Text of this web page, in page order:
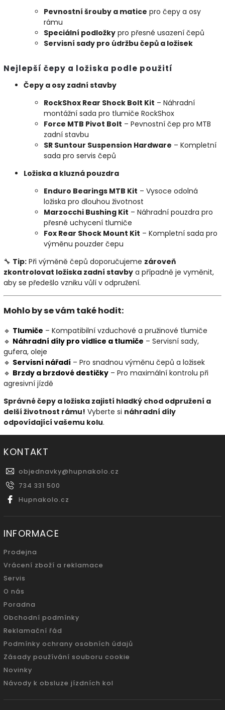
Pevnostní šrouby a matice pro čepy a osy
rámu
Speciální podložky pro přesné usazení čepů
Servisní sady pro údržbu čepů a ložisek
Nejlepší čepy a ložiska podle použití
Čepy a osy zadní stavby
RockShox Rear Shock Bolt Kit – Náhradní
montážní sada pro tlumiče RockShox
Force MTB Pivot Bolt – Pevnostní čep pro MTB
zadní stavbu
SR Suntour Suspension Hardware – Kompletní
sada pro servis čepů
Ložiska a kluzná pouzdra
Enduro Bearings MTB Kit – Vysoce odolná
ložiska pro dlouhou životnost
Marzocchi Bushing Kit – Náhradní pouzdra pro
přesné uchycení tlumiče
Fox Rear Shock Mount Kit – Kompletní sada pro
výměnu pouzder čepu
🔧 Tip: Při výměně čepů doporučujeme zároveň
zkontrolovat ložiska zadní stavby a případně je vyměnit,
aby se předešlo vzniku vůlí v odpružení.
Mohlo by se vám také hodit:
🔹 Tlumiče – Kompatibilní vzduchové a pružinové tlumiče
🔹 Náhradní díly pro vidlice a tlumiče – Servisní sady,
gufera, oleje
🔹 Servisní nářadí – Pro snadnou výměnu čepů a ložisek
🔹 Brzdy a brzdové destičky – Pro maximální kontrolu při
agresivní jízdě
Správné čepy a ložiska zajistí hladký chod odpružení a
delší životnost rámu! Vyberte si náhradní díly
odpovídající vašemu kolu.
KONTAKT
objednavky@hupnakolo.cz
734 331 500
Hupnakolo.cz
INFORMACE
Prodejna
Vrácení zboží a reklamace
Servis
O nás
Poradna
Obchodní podmínky
Reklamační řád
Podmínky ochrany osobních údajů
Zásady používání souboru cookie
Novinky
Návody k obsluze jízdních kol